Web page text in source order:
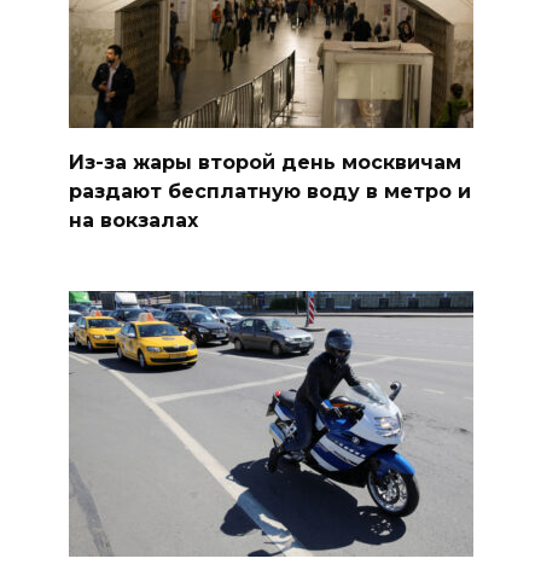
Из-за жары второй день москвичам
раздают бесплатную воду в метро и
на вокзалах